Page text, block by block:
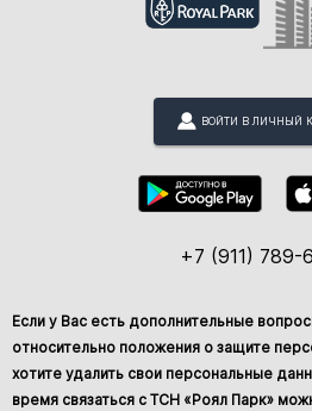
ВОЙТИ В ЛИЧНЫЙ
+7 (911) 789-
Если у Вас есть дополнительные
относительно положения о защите
хотите удалить свои персональные
время связаться с ТСН «Роял Парк»